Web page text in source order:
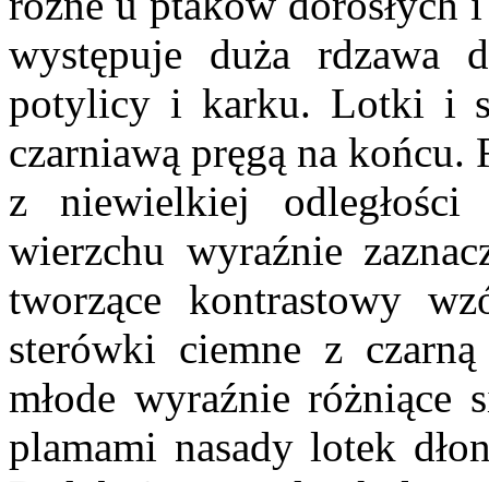
występuje duża rdzawa
potylicy i karku. Lotki i
czarniawą pręgą na
z niewielkiej
wierzchu wyraźnie
tworzące kontrastowy
sterówki ciemne z
młode wyraźnie różniące
plamami nasady lotek